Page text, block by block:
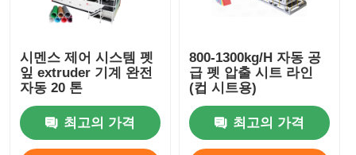
압출 라인을 묶는 PVC 모서리
롤 칼렌더 기계
시멘스 제어 시스템 펫
잎 extruder 기계 완전
자동 20 톤
최고의 가격
800-1300kg/H 자동 공
급 펫 압출 시트 라인
(컵 시트용)
최고의 가격